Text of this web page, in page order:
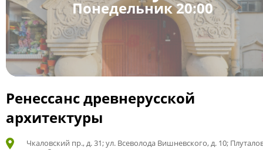
Понедельник 20:00
Ренессанс древнерусской
архитектуры
Чкаловский пр., д. 31; ул. Всеволода Вишневского, д. 10;